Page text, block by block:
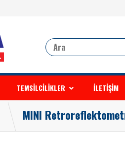
TEMSİLCİLİKLER İLETİŞİM
MINI